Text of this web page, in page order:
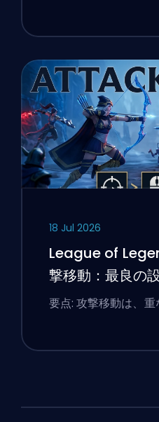
18 Jul 2026
League of
撃移動：最良の
要点: 攻撃移動は、重